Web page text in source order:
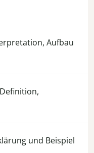
Aufbau
und Beispiel